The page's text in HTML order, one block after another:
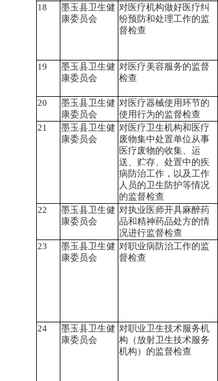
18
墨玉县卫生健
康委员会
对医疗机构做好医疗纠
纷预防和处理工作的监
督检查
19
墨玉县卫生健
康委员会
对医疗美容服务的监督
检查
20
墨玉县卫生健
康委员会
对医疗器械使用环节的
使用行为的监督检查
21
墨玉县卫生健
康委员会
对医疗卫生机构和医疗
废物集中处置单位从事
医疗废物的收集、运
送、贮存、处置中的疾
病防治工作，以及工作
人员的卫生防护等情况
的监督检查
22
墨玉县卫生健
康委员会
对执业医师开具麻醉药
品和精神药品处方的情
况进行监督检查
23
墨玉县卫生健
康委员会
对职业病防治工作的监
督检查
24
墨玉县卫生健
康委员会
对职业卫生技术服务机
构（放射卫生技术服务
机构）的监督检查